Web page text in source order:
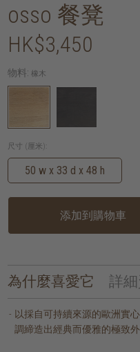
osso 餐凳
HK$3,450
物料: 橡木
尺寸 (厘米):
50 w x 33 d x 48 h
添加到購物車
為什麼喜愛它 詳
以採自可持續來源的歐洲實
調締造出經典而優雅的極致外